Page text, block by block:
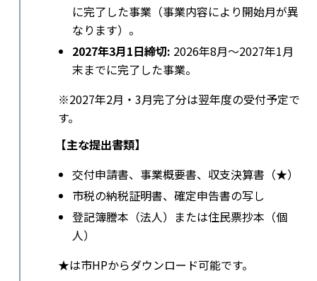
に完了した事業（事業内容により開始月が異
なります）。
2027年3月1日締切: 2026年8月〜2027年1月
末までに完了した事業。
※2027年2月・3月完了分は翌年度の受付予定で
す。
【主な提出書類】
交付申請書、事業概要書、収支決算書（★）
市税の納税証明書、確定申告書の写し
登記簿謄本（法人）または住民票抄本（個
人）
★は市HPからダウンロード可能です。